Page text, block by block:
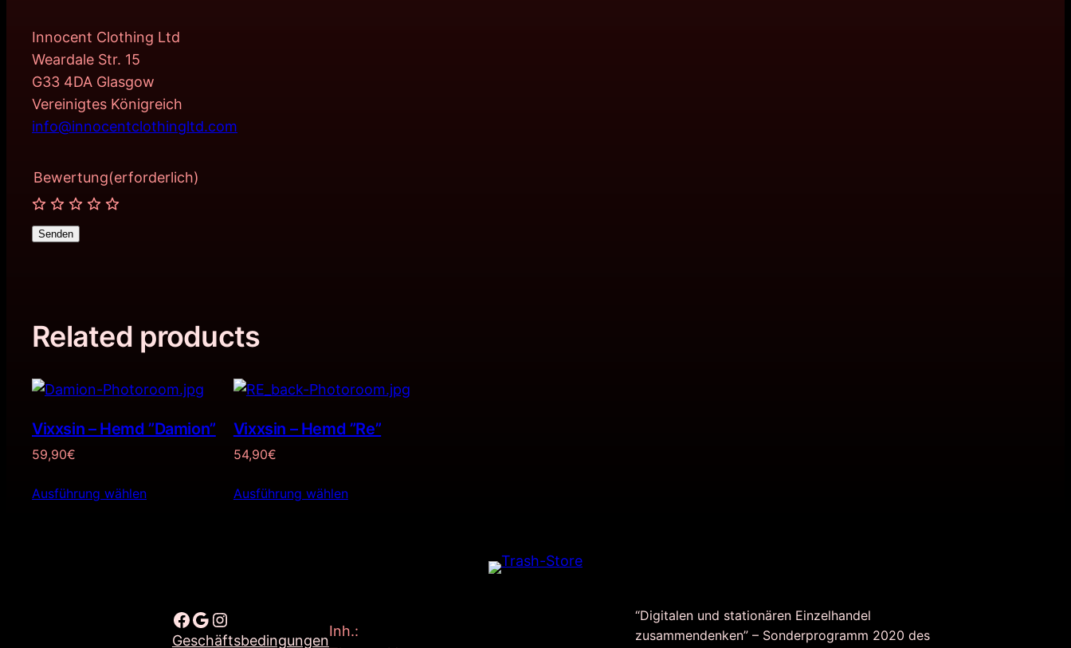
Innocent Clothing Ltd
Weardale Str. 15
G33 4DA Glasgow
Vereinigtes Königreich
info@innocentclothingltd.com
Bewertung(erforderlich)
Senden
Related products
Vixxsin – Hemd ”Damion”
59,90€
Ausführung wählen
Vixxsin – Hemd ”Re”
54,90€
Ausführung wählen
Facebook Google Instagram
Geschäftsbedingungen
Inh.:
“Digitalen und stationären Einzelhandel
zusammendenken” – Sonderprogramm 2020 des